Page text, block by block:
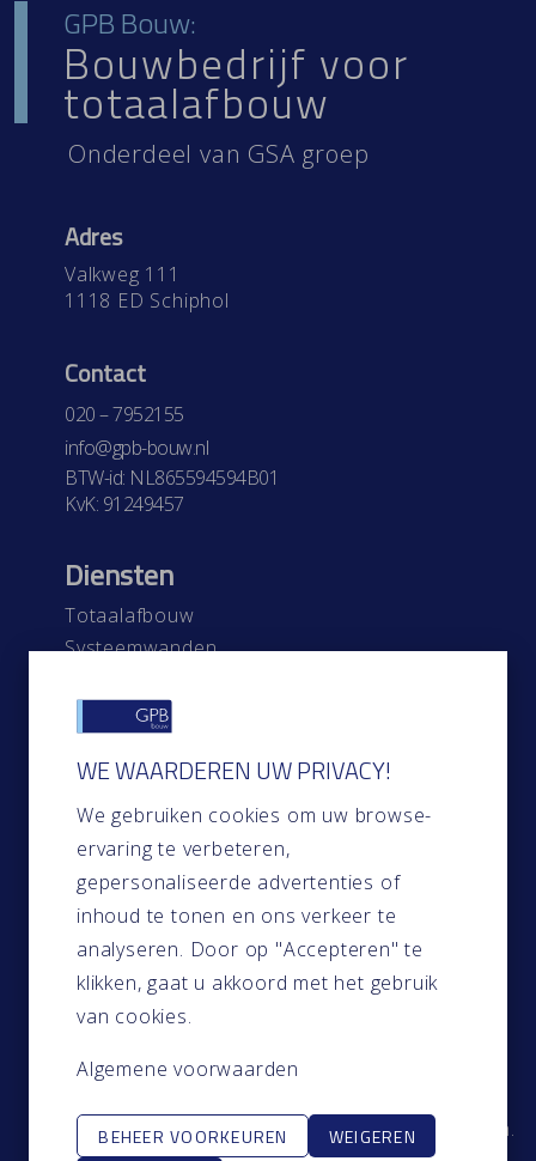
GPB Bouw:
Bouwbedrijf voor
totaalafbouw
Onderdeel van GSA groep
Adres
Valkweg 111
1118 ED Schiphol
Contact
020 – 7952155
info@gpb-bouw.nl
BTW-id: NL865594594B01
KvK: 91249457
Diensten
Totaalafbouw
Systeemwanden
Gevelbekleding
Snel naar
Home
Over ons
Contact
Projecten
Blog
© GPB-Bouw 2024. Alle rechten voorbehouden.
WE WAARDEREN UW PRIVACY!
We gebruiken cookies om uw browse-
ervaring te verbeteren,
gepersonaliseerde advertenties of
inhoud te tonen en ons verkeer te
analyseren. Door op "Accepteren" te
klikken, gaat u akkoord met het gebruik
van cookies.
Algemene voorwaarden
BEHEER VOORKEUREN WEIGEREN